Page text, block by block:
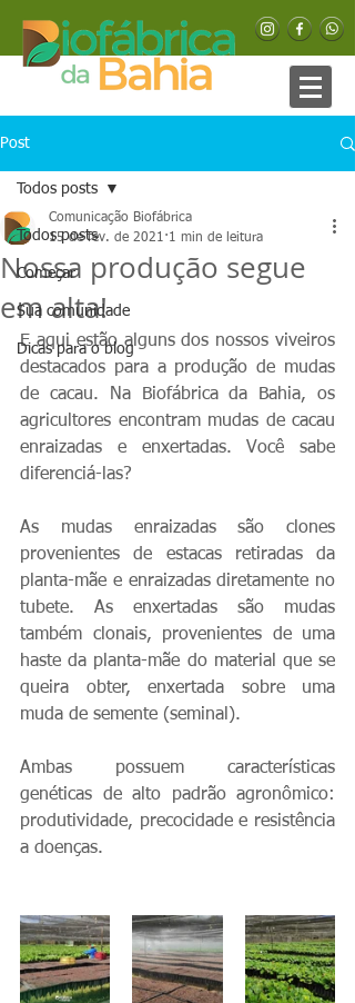
Post
Todos posts
Começar
Sua comunidade
Dicas para o blog
Todos posts
Nossa produção segue
em alta!
Comunicação Biofábrica
15 de fev. de 2021 1 min de leitura
E aqui estão alguns dos nossos viveiros
destacados para a produção de mudas
de cacau. Na Biofábrica da Bahia, os
agricultores encontram mudas de cacau
enraizadas e enxertadas. Você sabe
diferenciá-las?
As mudas enraizadas são clones
provenientes de estacas retiradas da
planta-mãe e enraizadas diretamente no
tubete. As enxertadas são mudas
também clonais, provenientes de uma
haste da planta-mãe do material que se
queira obter, enxertada sobre uma
muda de semente (seminal).
Ambas possuem características
genéticas de alto padrão agronômico:
produtividade, precocidade e resistência
a doenças.